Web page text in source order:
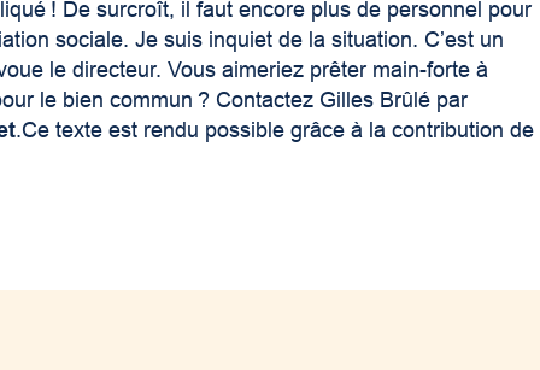
! De surcroît, il faut encore plus de personnel pour
sociale. Je suis inquiet de la situation. C’est un
le directeur. Vous aimeriez prêter main-forte à
le bien commun ? Contactez Gilles Brûlé par
.Ce texte est rendu possible grâce à la contribution de